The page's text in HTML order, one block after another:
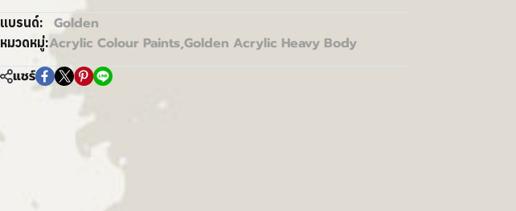
แบรนด์: Golden
หมวดหมู่:Acrylic Colour Paints,Golden Acrylic Heavy Body
แชร์